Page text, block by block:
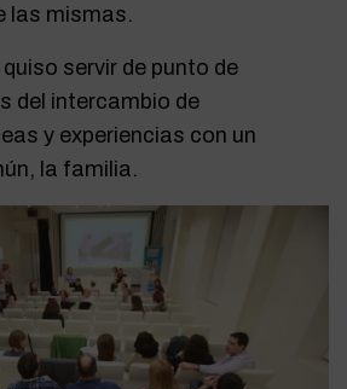
las mismas.
quiso servir de punto de
del intercambio de
y experiencias con un
la familia.